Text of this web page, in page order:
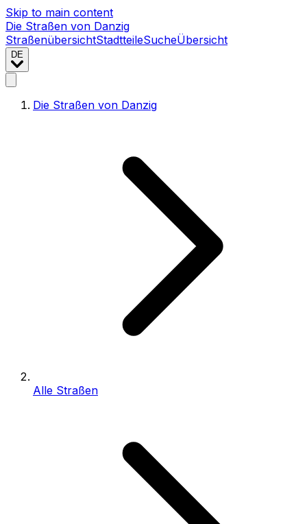
Skip to main content
Die Straßen von Danzig
StraßenübersichtStadtteileSucheÜbersicht
DE
Die Straßen von Danzig
Alle Straßen